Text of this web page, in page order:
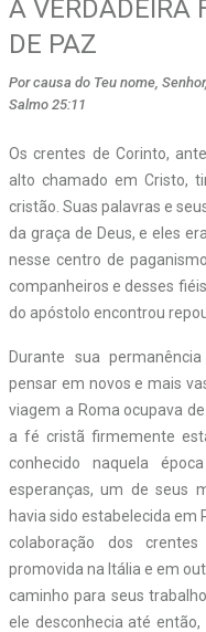
A VERDADEIRA
DE PAZ
Por causa do Teu nome,
Salmo 25:11
Os crentes de Corinto,
alto chamado em Cristo,
cristão. Suas palavras e
da graça de Deus, e eles
nesse centro de
companheiros e desses
do apóstolo encontrou
Durante sua
pensar em novos e mais
viagem a Roma ocupava
a fé cristã firmemente
conhecido naquela
esperanças, um de seus
havia sido estabelecida em
colaboração dos
promovida na Itália e em
caminho para seus
ele desconhecia até